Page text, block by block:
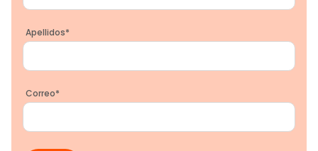
Apellidos*
Correo*